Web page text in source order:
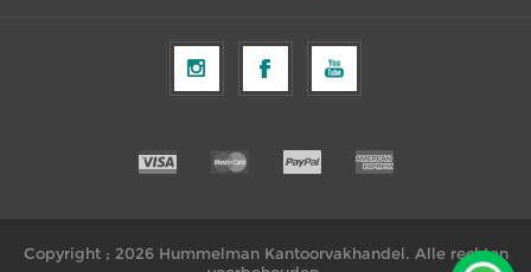
Copyright ; 2026 Hummelman Kantoorvakhandel. Alle rechten